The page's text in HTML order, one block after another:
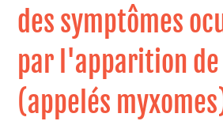
des symptômes
par l'apparition de
(appelés